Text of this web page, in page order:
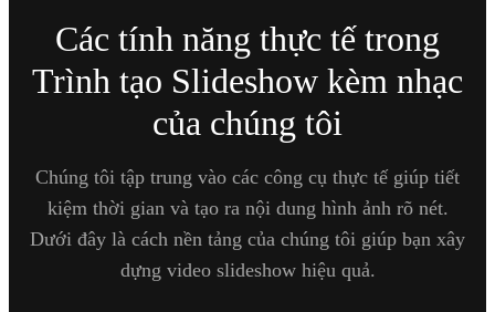
Các tính năng thực tế trong
Trình tạo Slideshow kèm nhạc
của chúng tôi
Chúng tôi tập trung vào các công cụ thực tế giúp tiết
kiệm thời gian và tạo ra nội dung hình ảnh rõ nét.
Dưới đây là cách nền tảng của chúng tôi giúp bạn xây
dựng video slideshow hiệu quả.